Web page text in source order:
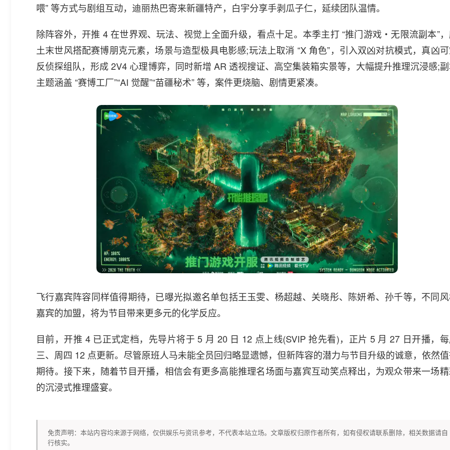
喂” 等方式与剧组互动，迪丽热巴寄来新疆特产，白宇分享手剥瓜子仁，延续团队温情。
除阵容外，开推 4 在世界观、玩法、视觉上全面升级，看点十足。本季主打 “推门游戏・无限流副本”
土末世风搭配赛博朋克元素，场景与造型极具电影感;玩法上取消 “X 角色”，引入双凶对抗模式，真凶
反侦探组队，形成 2V4 心理博弈，同时新增 AR 透视搜证、高空集装箱实景等，大幅提升推理沉浸感;
主题涵盖 “赛博工厂”“AI 觉醒”“苗疆秘术” 等，案件更烧脑、剧情更紧凑。
飞行嘉宾阵容同样值得期待，已曝光拟邀名单包括王玉雯、杨超越、关晓彤、陈妍希、孙千等，不同
嘉宾的加盟，将为节目带来更多元的化学反应。
目前，开推 4 已正式定档，先导片将于 5 月 20 日 12 点上线(SVIP 抢先看)，正片 5 月 27 日开播，
三、周四 12 点更新。尽管原班人马未能全员回归略显遗憾，但新阵容的潜力与节目升级的诚意，依然
期待。接下来，随着节目开播，相信会有更多高能推理名场面与嘉宾互动笑点释出，为观众带来一场
的沉浸式推理盛宴。
免责声明：本站内容均来源于网络，仅供娱乐与资讯参考，不代表本站立场。文章版权归原作者所有，如有侵权请联系删除，相关数据请自
行核实。